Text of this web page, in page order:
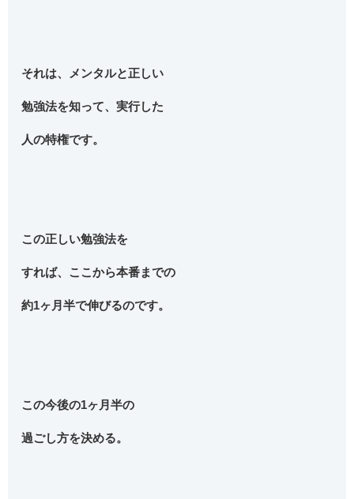
それは、メンタルと正しい
勉強法を知って、実行した
人の特権です。
この正しい勉強法を
すれば、ここから本番までの
約1ヶ月半で伸びるのです。
この今後の1ヶ月半の
過ごし方を決める。